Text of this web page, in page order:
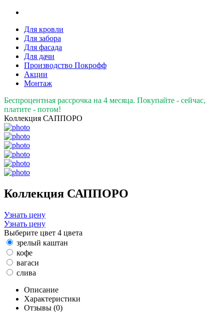
Для кровли
Для забора
Для фасада
Для дачи
Производство Покрофф
Акции
Монтаж
Беспроцентная рассрочка на 4 месяца. Покупайте - сейчас,
платите - потом!
Коллекция САППОРО
Коллекция САППОРО
Узнать цену
Узнать цену
Выберите цвет 4 цвета
зрелый каштан
кофе
вагаси
слива
Описание
Характеристики
Отзывы (0)